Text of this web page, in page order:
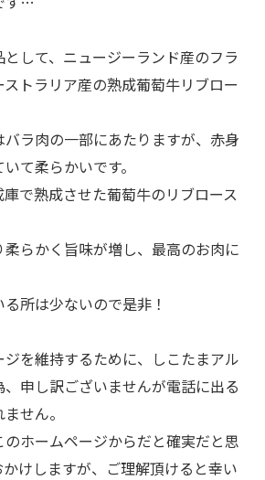
して、ニュージーランド産のフラ
トラリア産の熟成葡萄牛リブロー
ラ肉の一部にあたりますが、赤身
て柔らかいです。
で熟成させた葡萄牛のリブロース
らかく旨味が増し、最高のお肉に
所は少ないので是非！
を維持するために、しこたまアル
申し訳ございませんが電話に出る
せん。
ホームページからだと確実だと思
けしますが、ご理解頂けると幸い